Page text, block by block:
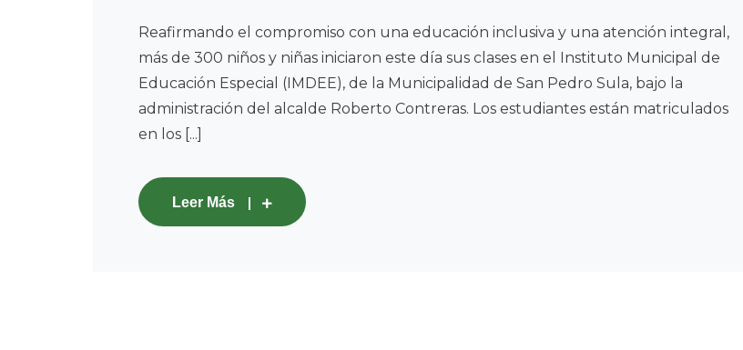
Reafirmando el compromiso con una educación inclusiva y una atención integral,
más de 300 niños y niñas iniciaron este día sus clases en el Instituto Municipal de
Educación Especial (IMDEE), de la Municipalidad de San Pedro Sula, bajo la
administración del alcalde Roberto Contreras. Los estudiantes están matriculados
en los [...]
Leer Más